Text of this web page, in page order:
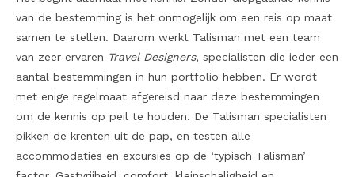
van de bestemming is het onmogelijk om een reis op maat
samen te stellen. Daarom werkt Talisman met een team
van zeer ervaren Travel Designers, specialisten die ieder een
aantal bestemmingen in hun portfolio hebben. Er wordt
met enige regelmaat afgereisd naar deze bestemmingen
om de kennis op peil te houden. De Talisman specialisten
pikken de krenten uit de pap, en testen alle
accommodaties en excursies op de ‘typisch Talisman’